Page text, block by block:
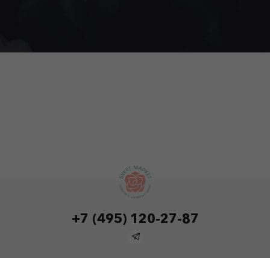
+7 (495) 120-27-87